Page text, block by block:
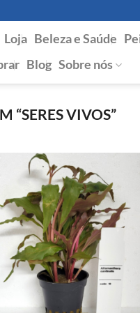
Loja Beleza e Saúde
Blog Sobre nós
“SERES VIVOS”